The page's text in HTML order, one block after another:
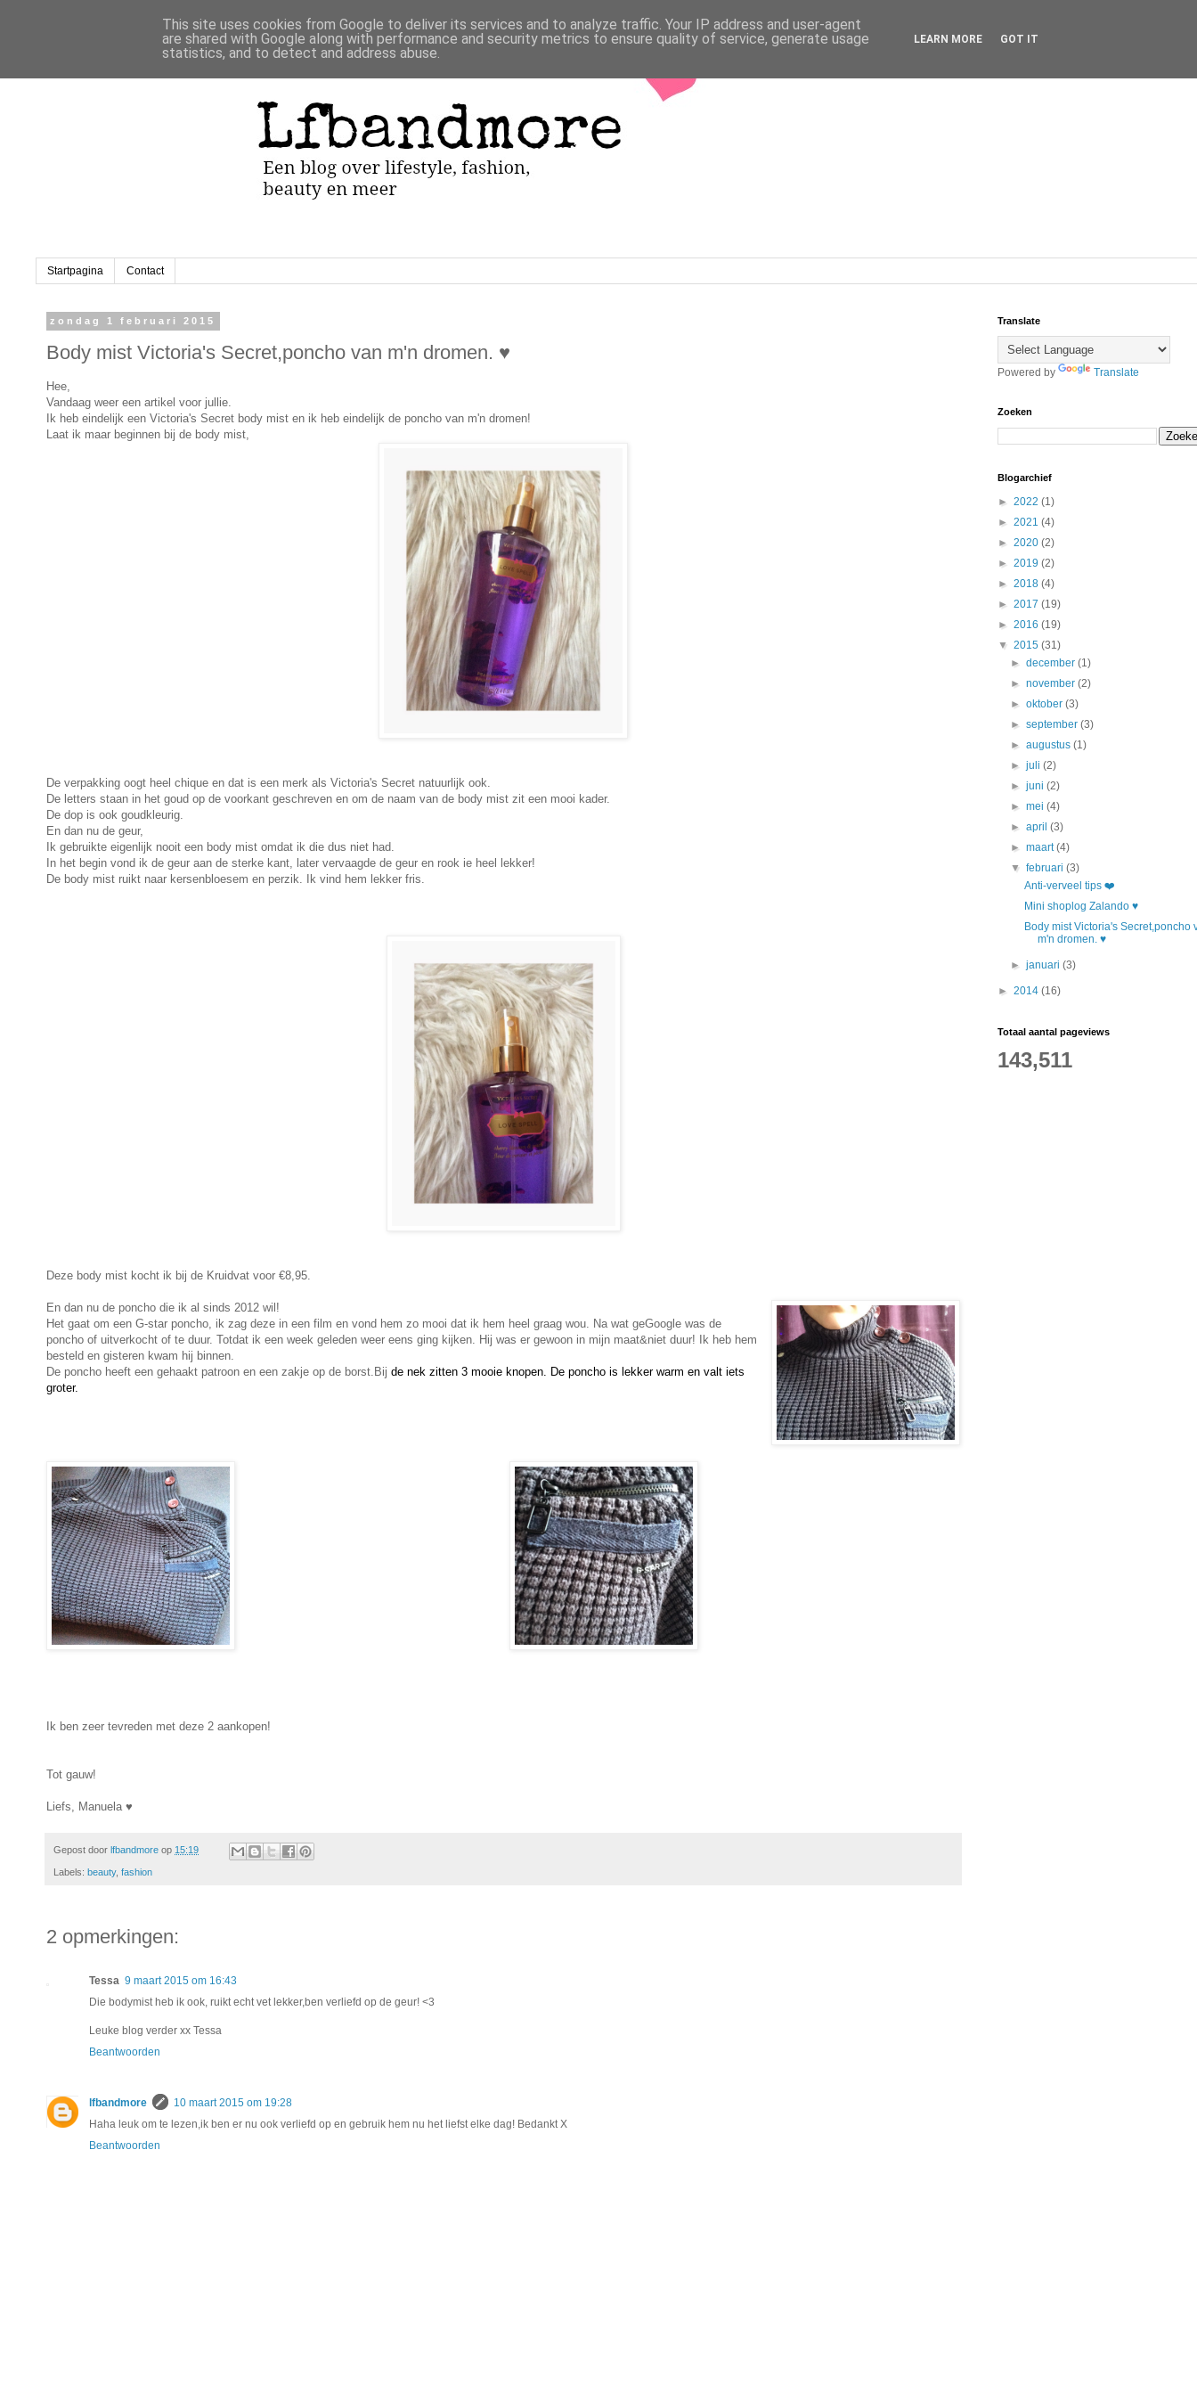
Startpagina Contact
zondag 1 februari 2015
Body mist Victoria's Secret,poncho van m'n dromen. ♥
Hee,
Vandaag weer een artikel voor jullie.
Ik heb eindelijk een Victoria's Secret body mist en ik heb eindelijk de poncho van m'n dromen!
Laat ik maar beginnen bij de body mist,
De verpakking oogt heel chique en dat is een merk als Victoria's Secret natuurlijk ook.
De letters staan in het goud op de voorkant geschreven en om de naam van de body mist zit een mooi kader.
De dop is ook goudkleurig.
En dan nu de geur,
Ik gebruikte eigenlijk nooit een body mist omdat ik die dus niet had.
In het begin vond ik de geur aan de sterke kant, later vervaagde de geur en rook ie heel lekker!
De body mist ruikt naar kersenbloesem en perzik. Ik vind hem lekker fris.
Deze body mist kocht ik bij de Kruidvat voor €8,95.
En dan nu de poncho die ik al sinds 2012 wil!
Het gaat om een G-star poncho, ik zag deze in een film en vond hem zo mooi dat ik hem heel graag wou. Na wat geGoogle was de
poncho of uitverkocht of te duur. Totdat ik een week geleden weer eens ging kijken. Hij was er gewoon in mijn maat&niet duur! Ik heb hem
besteld en gisteren kwam hij binnen.
De poncho heeft een gehaakt patroon en een zakje op de borst.Bij de nek zitten 3 mooie knopen. De poncho is lekker warm en valt iets
groter.
Ik ben zeer tevreden met deze 2 aankopen!
Tot gauw!
Liefs, Manuela ♥
Gepost door lfbandmore op 15:19
Labels: beauty, fashion
2 opmerkingen:
Tessa 9 maart 2015 om 16:43
Die bodymist heb ik ook, ruikt echt vet lekker,ben verliefd op de geur! <3
Leuke blog verder xx Tessa
Beantwoorden
lfbandmore
10 maart 2015 om 19:28
Haha leuk om te lezen,ik ben er nu ook verliefd op en gebruik hem nu het liefst elke dag! Bedankt X
Beantwoorden
Translate
Powered by Translate
Zoeken
Blogarchief
► 2022 (1)
► 2021 (4)
► 2020 (2)
► 2019 (2)
► 2018 (4)
► 2017 (19)
► 2016 (19)
▼ 2015 (31)
►december(1)
►november(2)
►oktober(3)
►september(3)
►augustus(1)
►juli(2)
►juni(2)
►mei(4)
►april(3)
►maart(4)
▼februari(3)
Anti-verveel tips ❤️
Mini shoplog Zalando ♥
Body mist Victoria's Secret,poncho
m'n dromen. ♥
►januari(3)
► 2014 (16)
Totaal aantal pageviews
143,511
This site uses cookies from Google to deliver its services and to analyze traffic. Your IP address and user-agent
are shared with Google along with performance and security metrics to ensure quality of service, generate usage
statistics, and to detect and address abuse.
LEARN MORE GOT IT